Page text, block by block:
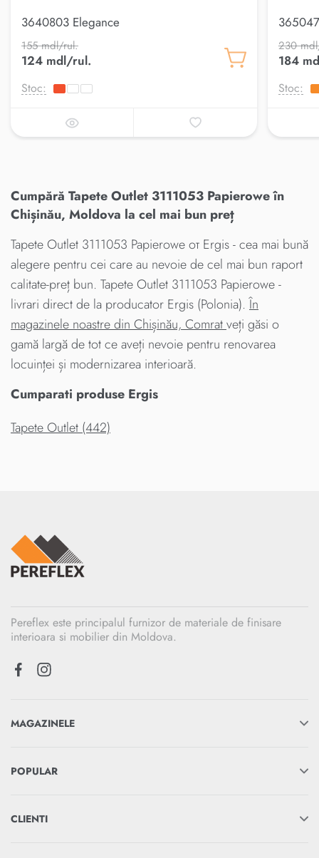
3640803 Elegance
155 mdl/rul.
124 mdl/rul.
Stoc:
230
184
Stoc:
Cumpără Tapete Outlet 3111053 Papierowe în
Chișinău, Moldova la cel mai bun preț
Tapete Outlet 3111053 Papierowe от Ergis - cea mai bună
alegere pentru cei care au nevoie de cel mai bun raport
calitate-preț bun. Tapete Outlet 3111053 Papierowe -
livrari direct de la producator Ergis (Polonia).În
magazinele noastre din Chișinău, Comratveți găsi o
gamă largă de tot ce aveți nevoie pentru renovarea
locuinței și modernizarea interioară.
Cumparati produse Ergis
Tapete Outlet (442)
Pereflex este principalul furnizor de materiale de finisare
interioara si mobilier din Moldova.
MAGAZINELE
POPULAR
CLIENTI